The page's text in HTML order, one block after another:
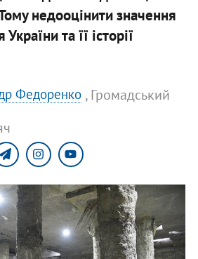
недооцінити значення
та її історії
Федоренко , Громадський